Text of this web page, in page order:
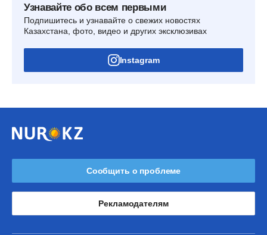
Узнавайте обо всем первыми
Подпишитесь и узнавайте о свежих новостях
Казахстана, фото, видео и других эксклюзивах
Instagram
Сообщить о проблеме
Рекламодателям